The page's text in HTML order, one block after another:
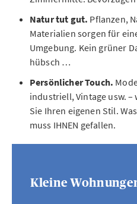
Natur tut gut. Pflanzen,
Materialien sorgen für
Umgebung. Kein grüner
hübsch …
Persönlicher Touch.
industriell, Vintage usw. –
Sie Ihren eigenen Stil.
muss IHNEN gefallen.
Kleine